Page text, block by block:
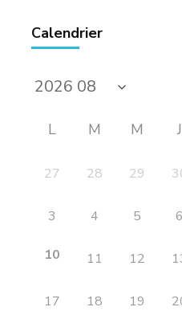
Calendrier
L M M J
27 28 29
3 4 5 6
10 11 12
17 18 19